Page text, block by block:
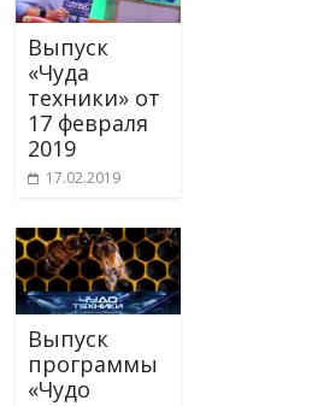
Выпуск
«Чуда
техники» от
17 февраля
2019
17.02.2019
Выпуск
программы
«Чудо